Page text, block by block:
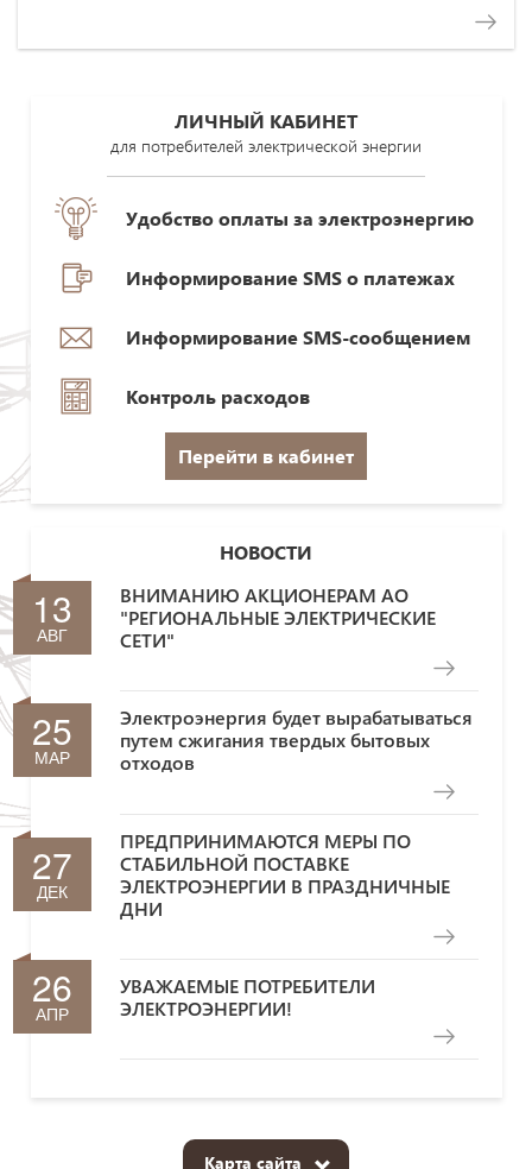
ЛИЧНЫЙ КАБИНЕТ
для потребителей электрической энергии
Удобство оплаты за электроэнергию
Информирование SMS о платежах
Информирование SMS-сообщением
Контроль расходов
Перейти в кабинет
НОВОСТИ
13
АВГ
ВНИМАНИЮ АКЦИОНЕРАМ АО
"РЕГИОНАЛЬНЫЕ ЭЛЕКТРИЧЕСКИЕ
СЕТИ"
25
МАР
Электроэнергия будет вырабатываться
путем сжигания твердых бытовых
отходов
27
ДЕК
ПРЕДПРИНИМАЮТСЯ МЕРЫ ПО
СТАБИЛЬНОЙ ПОСТАВКЕ
ЭЛЕКТРОЭНЕРГИИ В ПРАЗДНИЧНЫЕ
ДНИ
26
АПР
УВАЖАЕМЫЕ ПОТРЕБИТЕЛИ
ЭЛЕКТРОЭНЕРГИИ!
Карта сайта